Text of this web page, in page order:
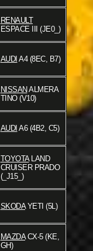
RENAULT
ESPACE III (JE0_)
AUDI A4 (8EC, B7)
NISSAN ALMERA
TINO (V10)
AUDI A6 (4B2, C5)
TOYOTALAND
CRUISER PRADO
(_J15_)
SKODAYETI (5L)
MAZDACX-5 (KE,
GH)